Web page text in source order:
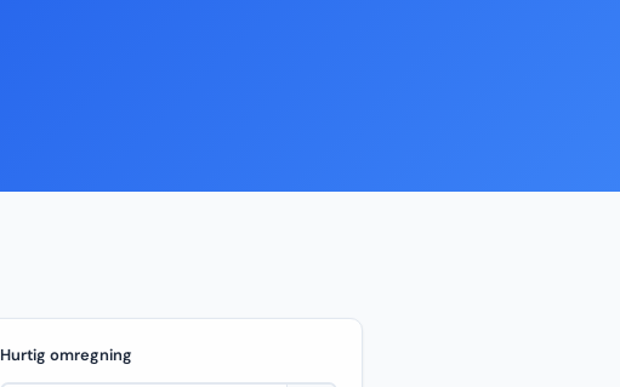
Hurtig omregning